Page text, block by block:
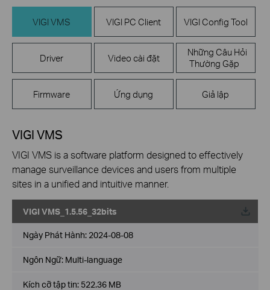
VIGI VMS VIGI PC Client VIGI Config Tool
Driver Video cài đặt
Những Câu Hỏi
Thường Gặp
Firmware Ứng dụng Giả lập
VIGI VMS
VIGI VMS is a software platform designed to effectively
manage surveillance devices and users from multiple
sites in a unified and intuitive manner.
VIGI VMS_1.5.56_32bits
Về
Ngày Phát Hành: 2024-08-08
Ngôn Ngữ: Multi-language
Kích cỡ tập tin: 522.36 MB